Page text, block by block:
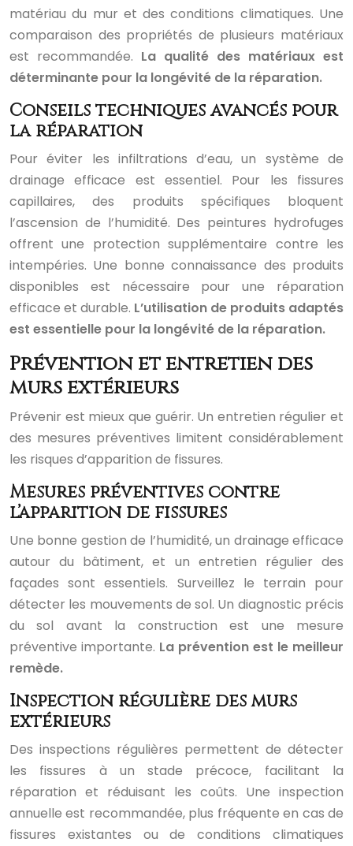
matériau du mur et des conditions climatiques. Une
comparaison des propriétés de plusieurs matériaux
est recommandée. La qualité des matériaux est
déterminante pour la longévité de la réparation.
Conseils techniques avancés pour
la réparation
Pour éviter les infiltrations d’eau, un système de
drainage efficace est essentiel. Pour les fissures
capillaires, des produits spécifiques bloquent
l’ascension de l’humidité. Des peintures hydrofuges
offrent une protection supplémentaire contre les
intempéries. Une bonne connaissance des produits
disponibles est nécessaire pour une réparation
efficace et durable. L’utilisation de produits adaptés
est essentielle pour la longévité de la réparation.
Prévention et entretien des
murs extérieurs
Prévenir est mieux que guérir. Un entretien régulier et
des mesures préventives limitent considérablement
les risques d’apparition de fissures.
Mesures préventives contre
l’apparition de fissures
Une bonne gestion de l’humidité, un drainage efficace
autour du bâtiment, et un entretien régulier des
façades sont essentiels. Surveillez le terrain pour
détecter les mouvements de sol. Un diagnostic précis
du sol avant la construction est une mesure
préventive importante. La prévention est le meilleur
remède.
Inspection régulière des murs
extérieurs
Des inspections régulières permettent de détecter
les fissures à un stade précoce, facilitant la
réparation et réduisant les coûts. Une inspection
annuelle est recommandée, plus fréquente en cas de
fissures existantes ou de conditions climatiques